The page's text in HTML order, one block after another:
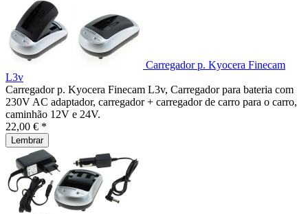
Carregador p. Kyocera Finecam
L3v
Carregador p. Kyocera Finecam L3v, Carregador para bateria com
230V AC adaptador, carregador + carregador de carro para o carro,
caminhão 12V e 24V.
22,00 € *
Lembrar